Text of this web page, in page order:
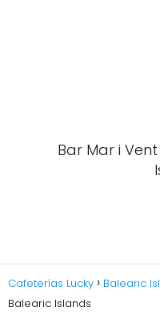
Bar Mar i
Cafeterías Lucky Balearic
Balearic Islands